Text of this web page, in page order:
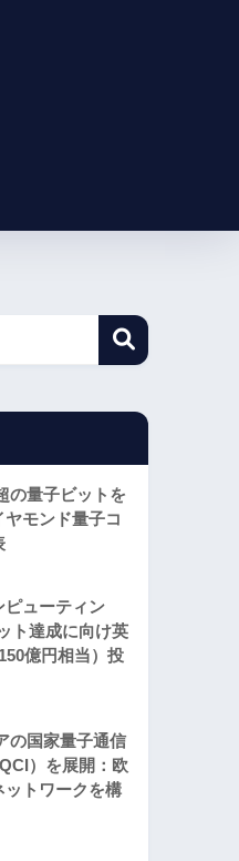
の量子ビットを
モンド量子コ
ピューティン
ト達成に向け英
億円相当）投
の国家量子通信
）を展開：欧
トワークを構